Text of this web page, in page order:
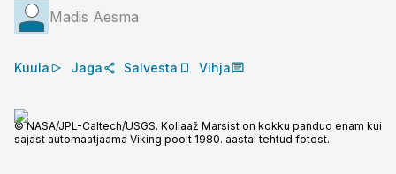
Madis Aesma
Kuula Jaga Salvesta Vihja
© NASA/JPL-Caltech/USGS. Kollaaž Marsist on kokku pandud enam kui
sajast automaatjaama Viking poolt 1980. aastal tehtud fotost.